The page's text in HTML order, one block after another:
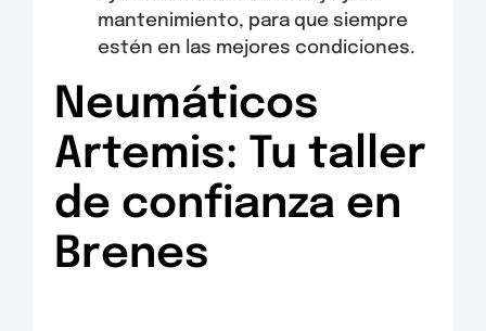
mantenimiento, para que siempre
estén en las mejores condiciones.
Neumáticos
Artemis: Tu taller
de confianza en
Brenes